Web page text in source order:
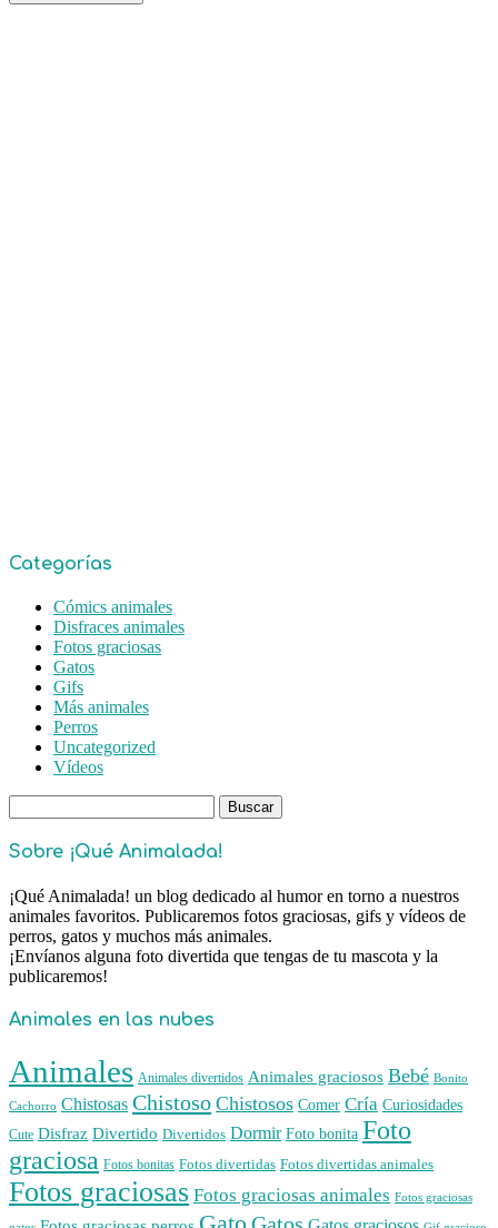
Categorías
Cómics animales
Disfraces animales
Fotos graciosas
Gatos
Gifs
Más animales
Perros
Uncategorized
Vídeos
Sobre ¡Qué Animalada!
¡Qué Animalada! un blog dedicado al humor en torno a nuestros
animales favoritos. Publicaremos fotos graciosas, gifs y vídeos de
perros, gatos y muchos más animales.
¡Envíanos alguna foto divertida que tengas de tu mascota y la
publicaremos!
Animales en las nubes
Animales Animales divertidos Animales graciosos Bebé Bonito
Cachorro Chistosas Chistoso Chistosos Comer Cría Curiosidades
Cute Disfraz Divertido Divertidos Dormir Foto bonita Foto
graciosa Fotos bonitas Fotos divertidas Fotos divertidas animales
Fotos graciosas Fotos graciosas animales Fotos graciosas